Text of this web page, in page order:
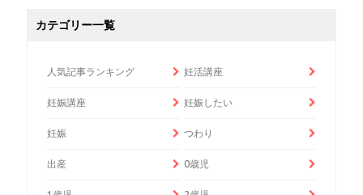
カテゴリー一覧
人気記事ランキング 妊活講座
妊娠講座 妊娠したい
妊娠 つわり
出産 0歳児